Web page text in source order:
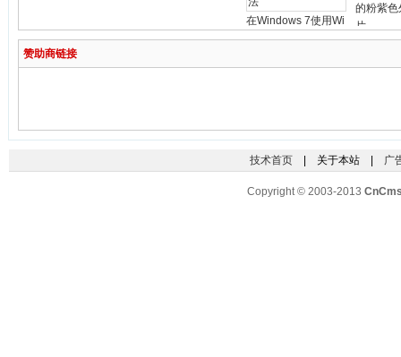
在Windows 7使用Wi
ndows资源管理器打
的粉紫色
片
赞助商链接
技术首页| 关于本站 | 广
Copyright © 2003-2013